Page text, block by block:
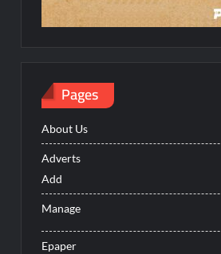
Pages
About Us
Adverts
Add
Manage
Epaper